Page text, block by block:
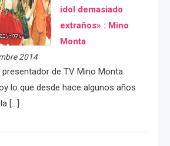
idol demasiado
extraños» : Mino
Monta
2014
presentador de TV Mino Monta
lo que desde hace algunos años
[…]